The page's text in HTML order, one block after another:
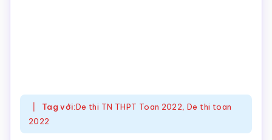
Tag với:De thi TN THPT Toan 2022,De thi toan
2022